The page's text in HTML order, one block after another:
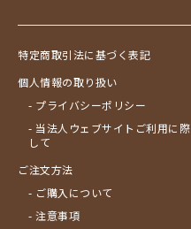
特定商取引法に基づく表記
個人情報の取り扱い
- プライバシーポリシー
- 当法人ウェブサイトご利用に際
して
ご注文方法
- ご購入について
- 注意事項